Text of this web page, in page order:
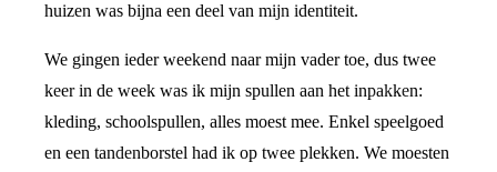
huizen was bijna een deel van mijn identiteit.
We gingen ieder weekend naar mijn vader toe, dus twee
keer in de week was ik mijn spullen aan het inpakken:
kleding, schoolspullen, alles moest mee. Enkel speelgoed
en een tandenborstel had ik op twee plekken. We moesten